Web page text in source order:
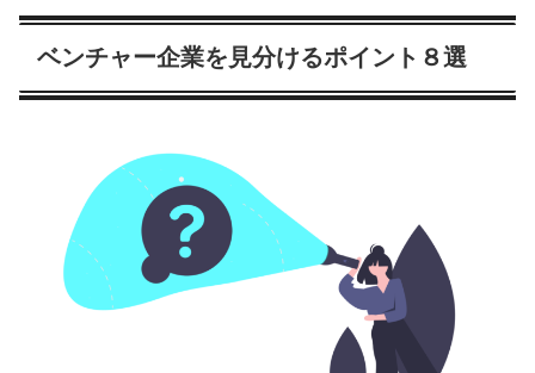
ベンチャー企業を見分けるポイント８選